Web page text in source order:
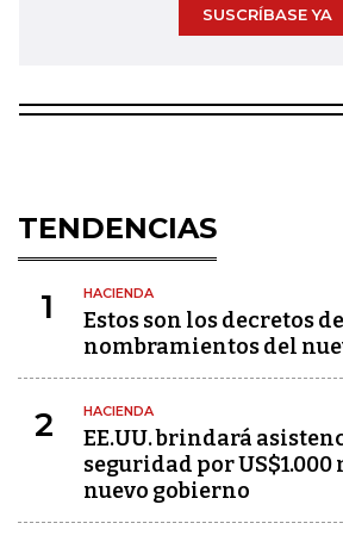
SUSCRÍBASE YA
TENDENCIAS
1 HACIENDA
Estos son los decretos
nombramientos del
2 HACIENDA
EE.UU. brindará
seguridad por
nuevo gobierno